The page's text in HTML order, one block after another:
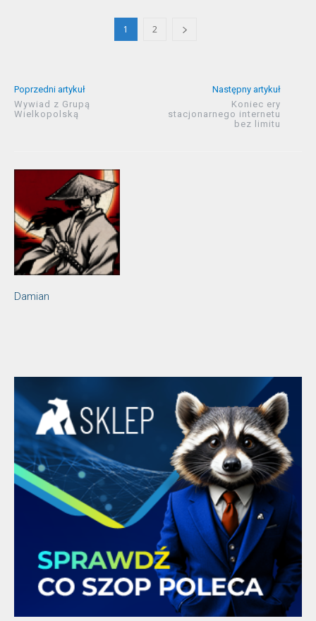
1 2
Poprzedni artykuł
Wywiad z Grupą
Wielkopolską
Następny artykuł
Koniec ery
stacjonarnego internetu
bez limitu
Damian